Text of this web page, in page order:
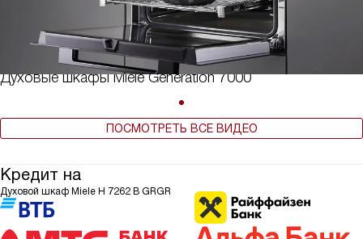
Духовые шкафы Miele Generation 7000
ПОСМОТРЕТЬ ВСЕ ВИДЕО
Кредит на
Духовой шкаф Miele H 7262 B GRGR